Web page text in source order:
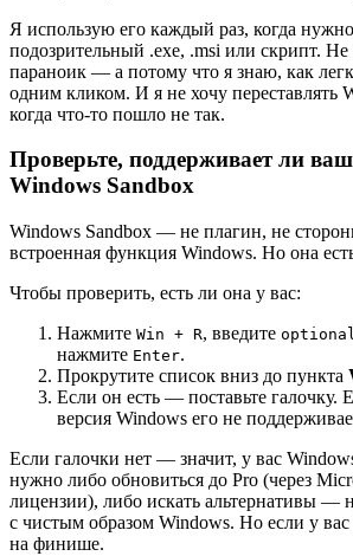
Я использую его каждый раз, когда
подозрительный .exe, .msi или скрипт. Не
параноик — а потому что я знаю, как
одним кликом. И я не хочу переставлять
когда что-то пошло не так.
Проверьте, поддерживает ли
Windows Sandbox
Windows Sandbox — не плагин, не
встроенная функция Windows. Но она
Чтобы проверить, есть ли она у вас:
Нажмите Win + R, введите
нажмите Enter.
Прокрутите список вниз до пункта
Если он есть — поставьте галочку.
версия Windows его не
Если галочки нет — значит, у вас
нужно либо обновиться до Pro (через
лицензии), либо искать альтернативы —
с чистым образом Windows. Но если у
на финише.